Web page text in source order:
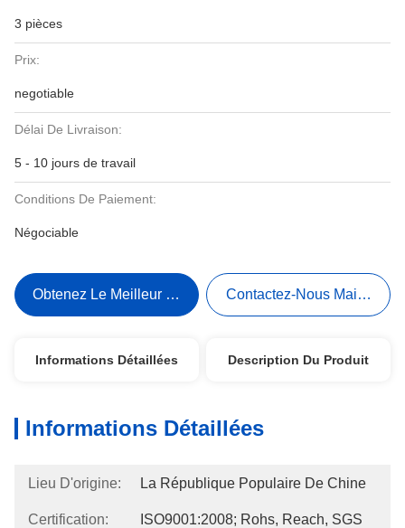
3 pièces
Prix:
negotiable
Délai De Livraison:
5 - 10 jours de travail
Conditions De Paiement:
Négociable
Obtenez Le Meilleur Prix Contactez-Nous Maintenant
Informations Détaillées Description Du Produit
Informations Détaillées
Lieu D'origine: La République Populaire De Chine
Certification: ISO9001:2008; Rohs, Reach, SGS